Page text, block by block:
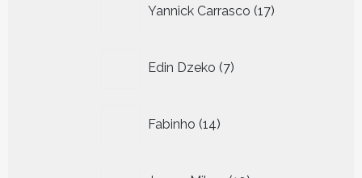
Yannick Carrasco 17
producten
Edin Dzeko 7
producten
Fabinho 14
producten